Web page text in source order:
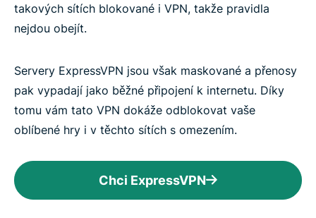
takových sítích blokované i VPN, takže pravidla
nejdou obejít.
Servery ExpressVPN jsou však maskované a přenosy
pak vypadají jako běžné připojení k internetu. Díky
tomu vám tato VPN dokáže odblokovat vaše
oblíbené hry i v těchto sítích s omezením.
Chci ExpressVPN